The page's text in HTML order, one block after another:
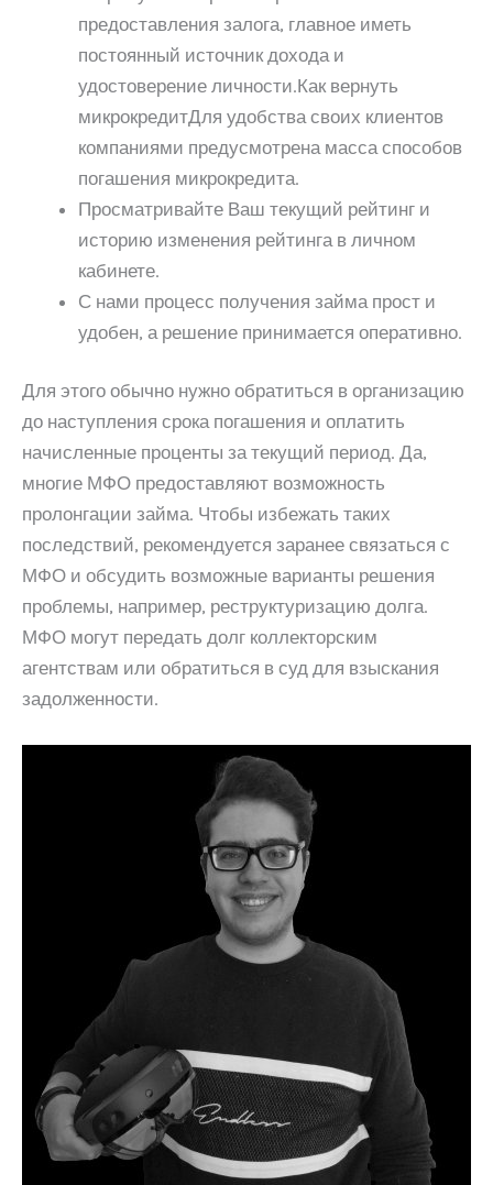
предоставления залога, главное иметь
постоянный источник дохода и
удостоверение личности.Как вернуть
микрокредитДля удобства своих клиентов
компаниями предусмотрена масса способов
погашения микрокредита.
Просматривайте Ваш текущий рейтинг и
историю изменения рейтинга в личном
кабинете.
С нами процесс получения займа прост и
удобен, а решение принимается оперативно.
Для этого обычно нужно обратиться в организацию
до наступления срока погашения и оплатить
начисленные проценты за текущий период. Да,
многие МФО предоставляют возможность
пролонгации займа. Чтобы избежать таких
последствий, рекомендуется заранее связаться с
МФО и обсудить возможные варианты решения
проблемы, например, реструктуризацию долга.
МФО могут передать долг коллекторским
агентствам или обратиться в суд для взыскания
задолженности.